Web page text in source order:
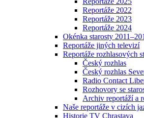
Reportáže 2022
Reportáže 2023
Reportáže 2024
Okénka starosty
Reportáže jiných televizí
Reportáže rozhlasových
Český rozhlas
Český rozhlas
Radio Contact
Rozhovory se
Archiv reportáží a
Naše reportáže v cizích
Historie TV Chrastava